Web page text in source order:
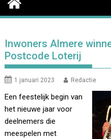
Inwoners Almere
Postcode Loterij
1 januari 2023 Redactie
Een feestelijk begin van
het nieuwe jaar voor
deelnemers die
meespelen met